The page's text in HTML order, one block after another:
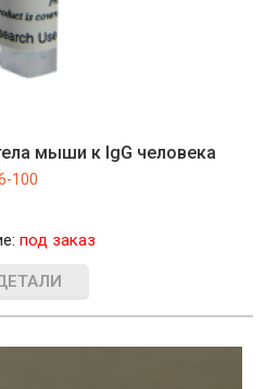
мыши к IgG человека
100
под заказ